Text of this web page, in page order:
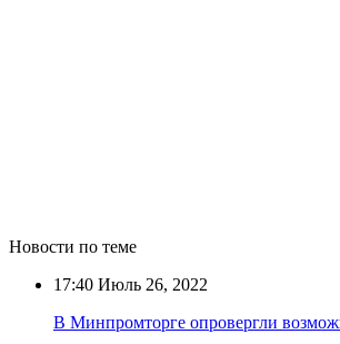
Новости по теме
17:40 Июль 26, 2022
В Минпромторге опровергли